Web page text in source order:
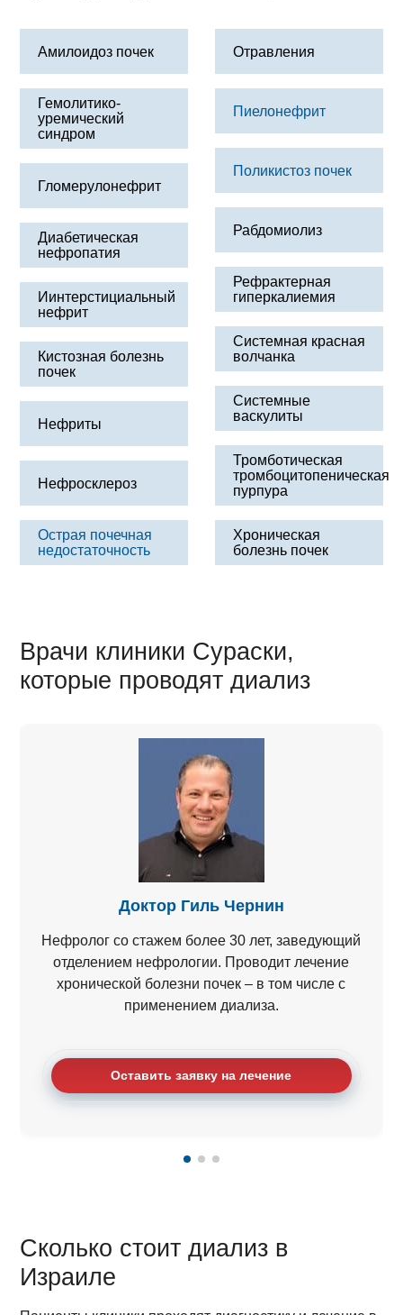
Амилоидоз почек
Гемолитико-
уремический
синдром
Гломерулонефрит
Диабетическая
нефропатия
Иинтерстициальный
нефрит
Кистозная болезнь
почек
Нефриты
Нефросклероз
Острая почечная
недостаточность
Отравления
Пиелонефрит
Поликистоз почек
Рабдомиолиз
Рефрактерная
гиперкалиемия
Системная красная
волчанка
Системные
васкулиты
Тромботическая
тромбоцитопеническая
пурпура
Хроническая
болезнь почек
Врачи клиники Сураски,
которые проводят диализ
Доктор Гиль Чернин
Нефролог со стажем более 30 лет, заведующий
отделением нефрологии. Проводит лечение
хронической болезни почек – в том числе с
применением диализа.
Оставить заявку на лечение
Сколько стоит диализ в
Израиле